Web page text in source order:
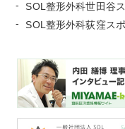
SOL整形外科世田谷
SOL整形外科荻窪ス